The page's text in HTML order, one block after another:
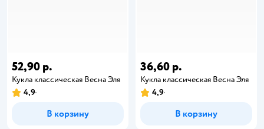
52,90 р.
Кукла классическая Весна Эля
4,9
В корзину
36,60 р.
Кукла классическая Весна Эля
4,9
В корзину